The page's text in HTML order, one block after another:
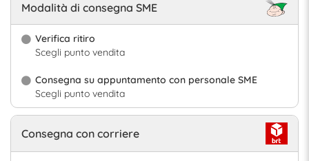
Modalità di consegna SME
Verifica ritiro
Scegli punto vendita
Consegna su appuntamento con personale SME
Scegli punto vendita
Consegna con corriere